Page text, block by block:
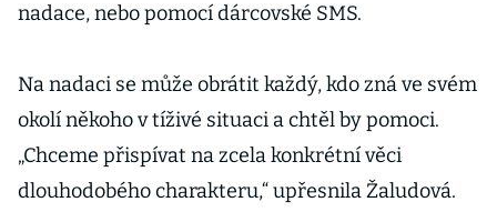
nadace, nebo pomocí dárcovské SMS.
Na nadaci se může obrátit každý, kdo zná ve svém
okolí někoho v tíživé situaci a chtěl by pomoci.
„Chceme přispívat na zcela konkrétní věci
dlouhodobého charakteru,“ upřesnila Žaludová.